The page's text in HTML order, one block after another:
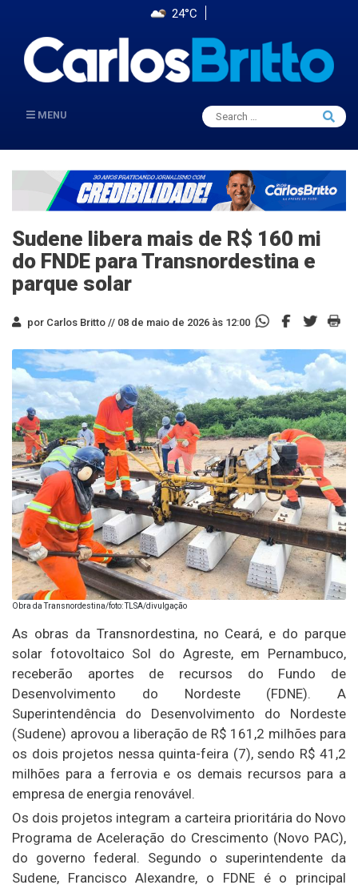
24°C
MENU
Search
for:
Search
Sudene libera mais de R$ 160 mi
do FNDE para Transnordestina e
parque solar
por Carlos Britto // 08 de maio de 2026 às 12:00
Obra da Transnordestina/foto: TLSA/divulgação
As obras da Transnordestina, no Ceará, e do parque
solar fotovoltaico Sol do Agreste, em Pernambuco,
receberão aportes de recursos do Fundo de
Desenvolvimento do Nordeste (FDNE). A
Superintendência do Desenvolvimento do Nordeste
(Sudene) aprovou a liberação de R$ 161,2 milhões para
os dois projetos nessa quinta-feira (7), sendo R$ 41,2
milhões para a ferrovia e os demais recursos para a
empresa de energia renovável.
Os dois projetos integram a carteira prioritária do Novo
Programa de Aceleração do Crescimento (Novo PAC),
do governo federal. Segundo o superintendente da
Sudene, Francisco Alexandre, o FDNE é o principal